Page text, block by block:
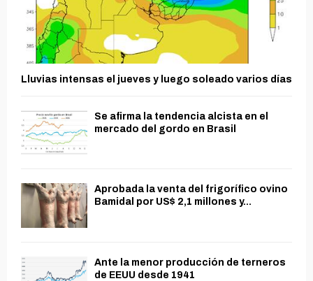
Lluvias intensas el jueves y luego soleado varios días
Se afirma la tendencia alcista en el
mercado del gordo en Brasil
Aprobada la venta del frigorífico ovino
Bamidal por US$ 2,1 millones y...
Ante la menor producción de terneros
de EEUU desde 1941